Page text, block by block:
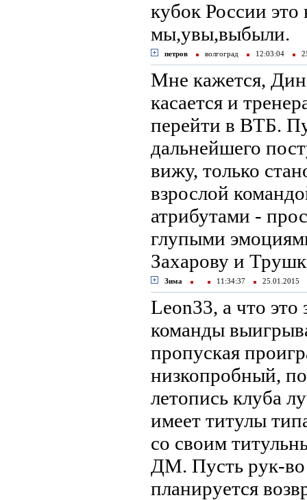
кубок России это
мы,увы,выбыли.
петров волгоград 12:03:04
Мне кажется,
касается и
перейти в ВТБ.
дальнейшего
вижу, только
взрослой
атрибутами -
глупыми
Захарову и
Зима 11:34:37 25.01.2015
Leon33, а что
команды
пропуская
низкопробный,
летопись клуба
имеет титулы
со своим
ДМ. Пусть рук-во
планируется